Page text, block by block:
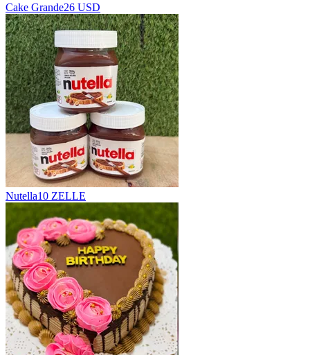
Cake Grande26 USD
Nutella10 ZELLE